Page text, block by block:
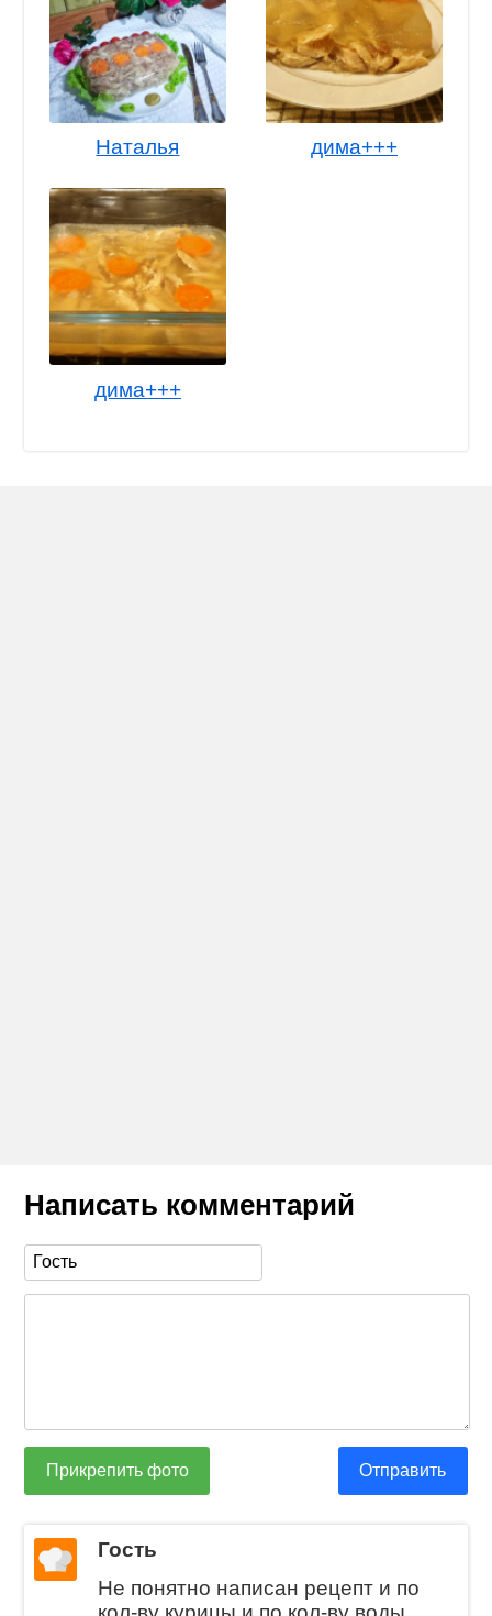
Наталья дима+++
дима+++
Написать комментарий
Прикрепить фото Отправить
Гость
Не понятно написан рецепт и по